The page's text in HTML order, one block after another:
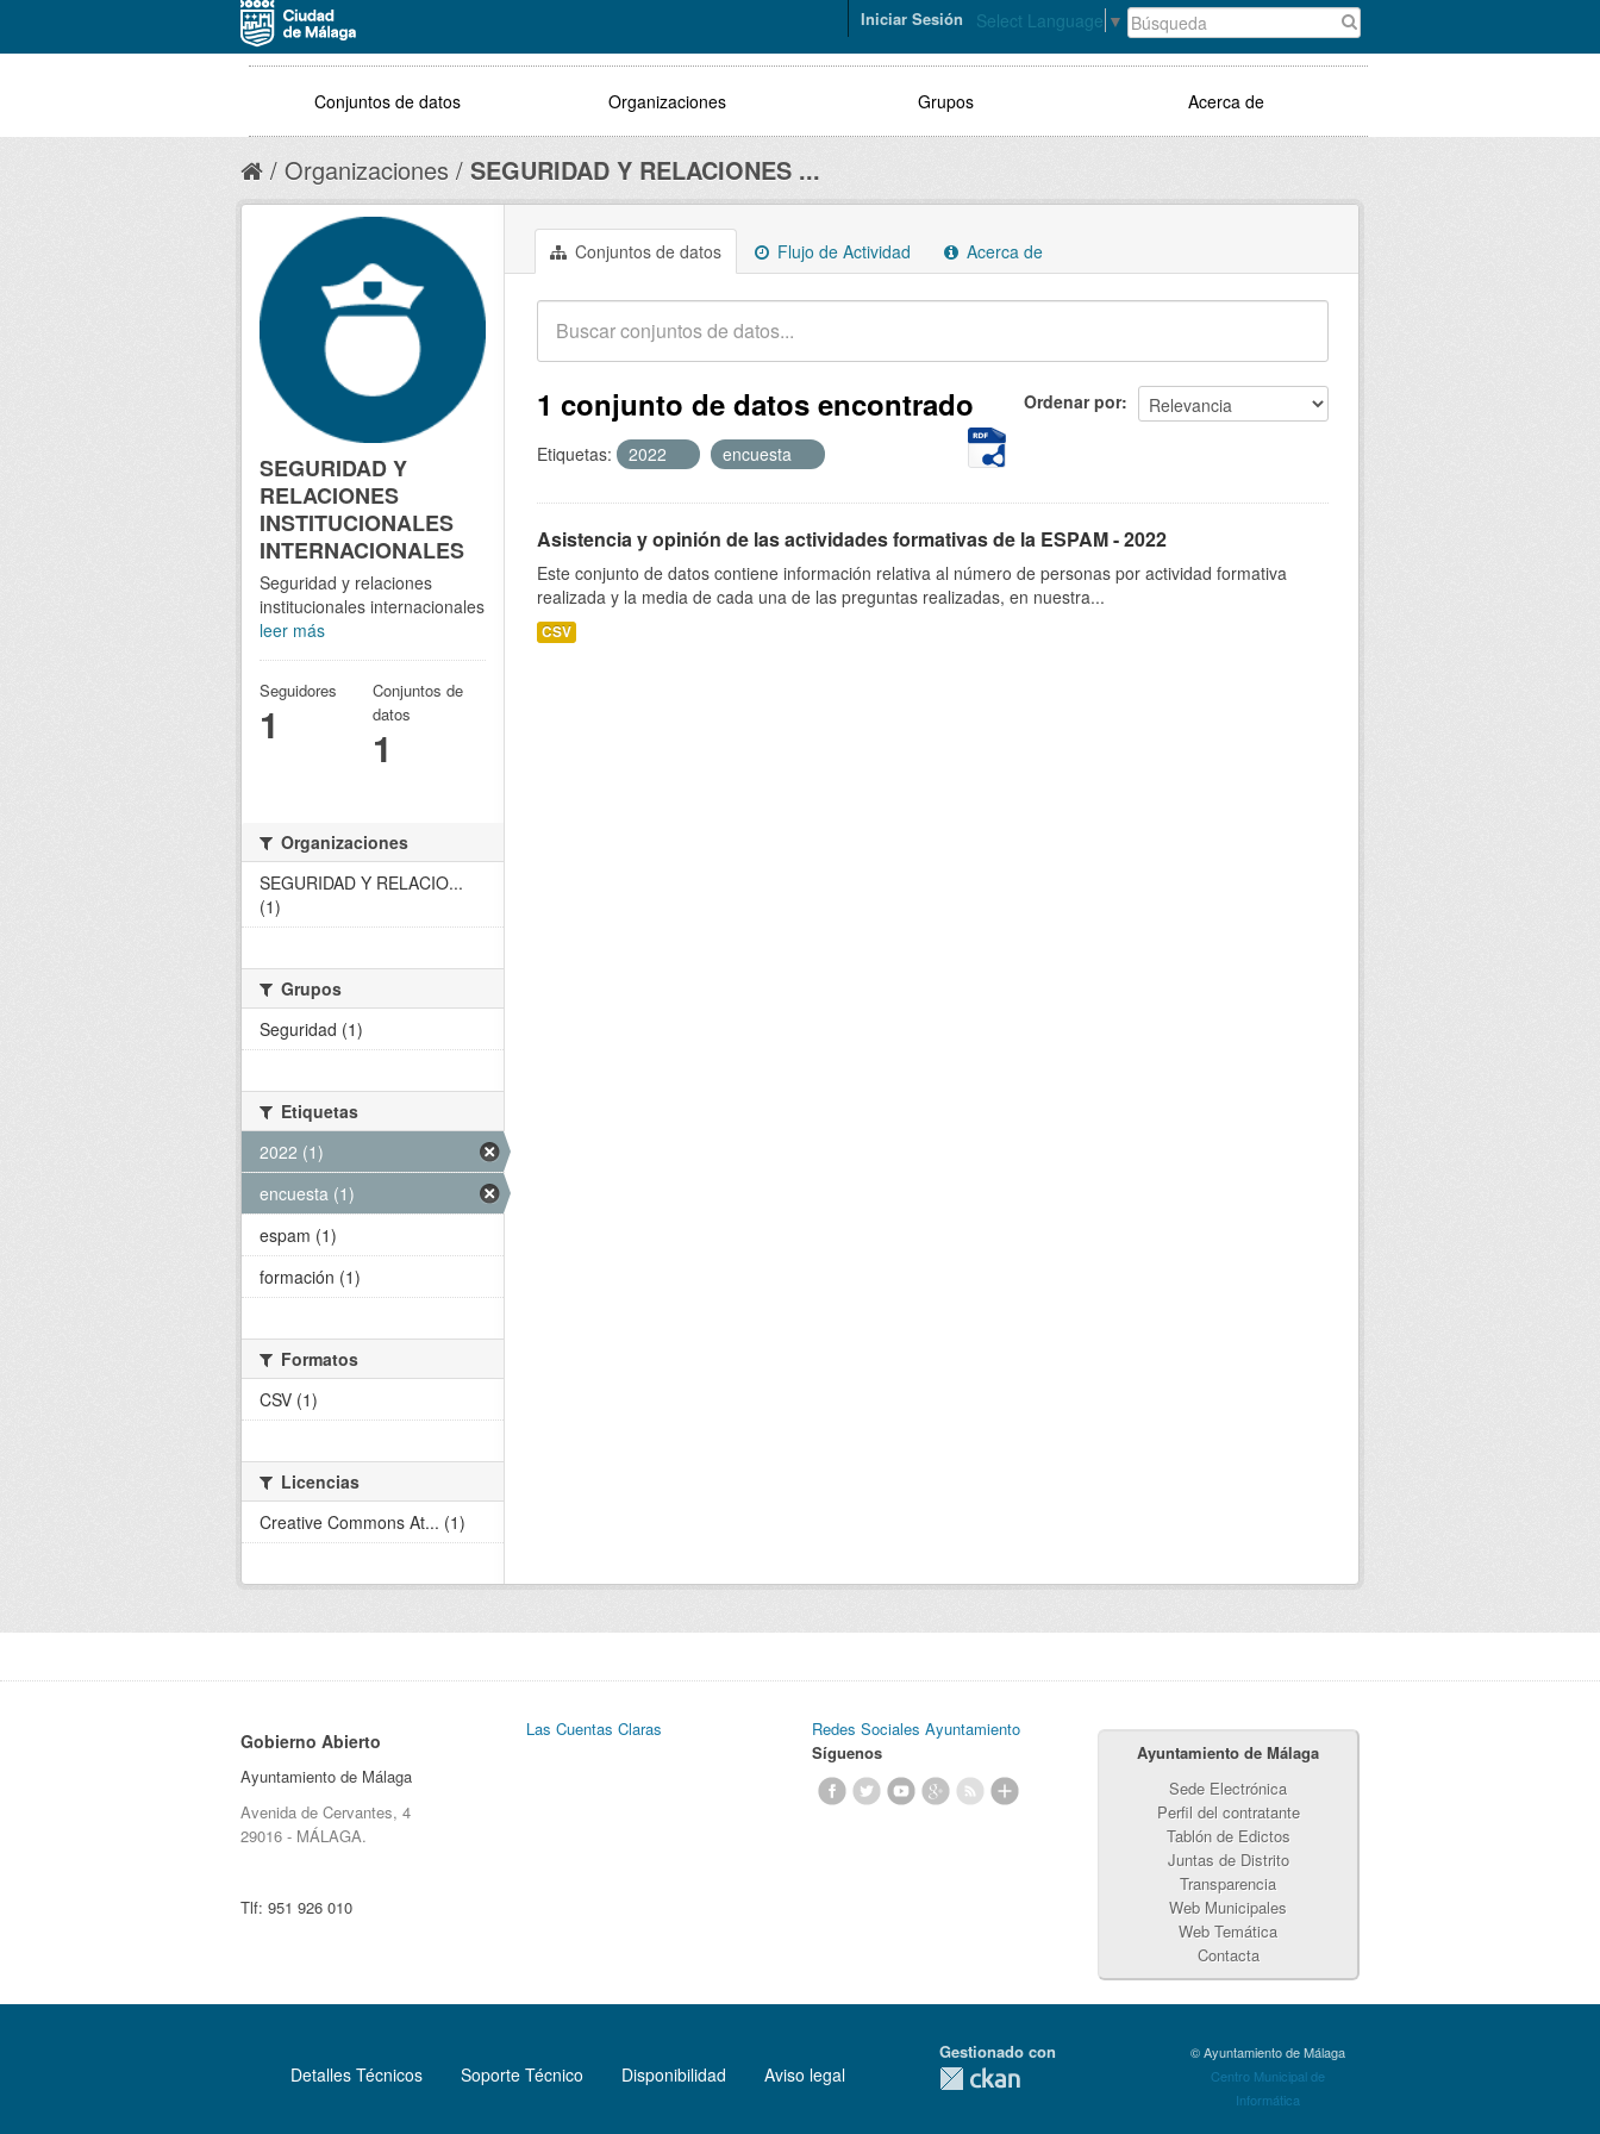
Select Language ▼
Iniciar Sesión
Conjuntos de datos Organizaciones Grupos Acerca de
Organizaciones SEGURIDAD Y RELACIONES ...
Conjuntos de datos Flujo de Actividad Acerca de
Ordenar por
1 conjunto de datos encontrado
Etiquetas: 2022 encuesta
Asistencia y opinión de las actividades formativas de la ESPAM - 2022
Este conjunto de datos contiene información relativa al número de personas por actividad formativa
realizada y la media de cada una de las preguntas realizadas, en nuestra...
CSV
SEGURIDAD Y
RELACIONES
INSTITUCIONALES
INTERNACIONALES
Seguridad y relaciones
institucionales internacionales
leer más
Seguidores
1
Conjuntos de
datos
1
Organizaciones
SEGURIDAD Y RELACIO...
(1)
Grupos
Seguridad (1)
Etiquetas
2022 (1)
encuesta (1)
espam (1)
formación (1)
Formatos
CSV (1)
Licencias
Creative Commons At... (1)
Gobierno Abierto
Ayuntamiento de Málaga
Avenida de Cervantes, 4
29016 - MÁLAGA.
Tlf: 951 926 010
Las Cuentas Claras
Redes Sociales Ayuntamiento
Síguenos
Ayuntamiento de Málaga
Sede Electrónica
Perfil del contratante
Tablón de Edictos
Juntas de Distrito
Transparencia
Web Municipales
Web Temática
Contacta
Detalles Técnicos Soporte Técnico Disponibilidad Aviso legal
Gestionado con
© Ayuntamiento de Málaga
Centro Municipal de
Informática